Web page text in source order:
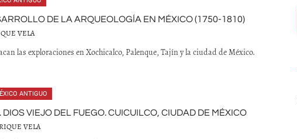
DE LA ARQUEOLOGÍA EN MÉXICO (1750-1810)
VELA
las exploraciones en Xochicalco, Palenque, Tajín y la ciudad de México.
ANTIGUO
DIOS VIEJO DEL FUEGO. CUICUILCO, CIUDAD DE MÉXICO
VELA